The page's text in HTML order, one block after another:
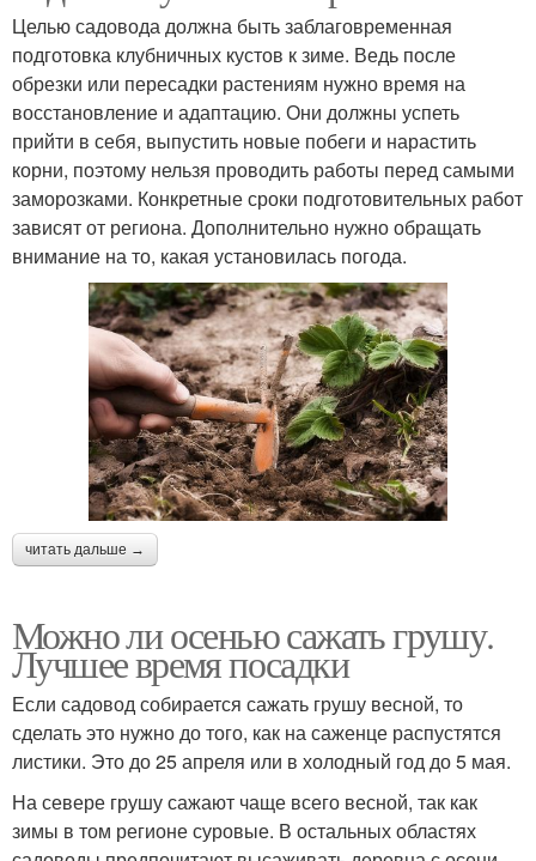
Целью садовода должна быть заблаговременная
подготовка клубничных кустов к зиме. Ведь после
обрезки или пересадки растениям нужно время на
восстановление и адаптацию. Они должны успеть
прийти в себя, выпустить новые побеги и нарастить
корни, поэтому нельзя проводить работы перед самыми
заморозками. Конкретные сроки подготовительных работ
зависят от региона. Дополнительно нужно обращать
внимание на то, какая установилась погода.
читать дальше →
Можно ли осенью сажать грушу.
Лучшее время посадки
Если садовод собирается сажать грушу весной, то
сделать это нужно до того, как на саженце распустятся
листики. Это до 25 апреля или в холодный год до 5 мая.
На севере грушу сажают чаще всего весной, так как
зимы в том регионе суровые. В остальных областях